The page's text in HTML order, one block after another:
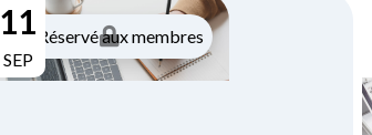
11
SEP
Réservé aux membres